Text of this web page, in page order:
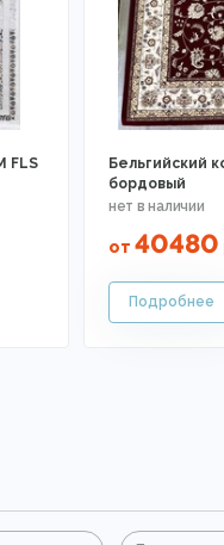
FLS
Бельгийский
бордовый
от 40480